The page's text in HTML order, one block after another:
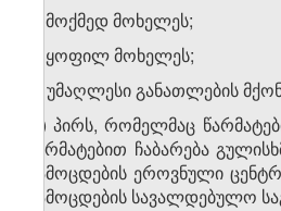
ა) მოქმედ მოხელეს;
ბ) ყოფილ მოხელეს;
გ) უმაღლესი განათლების
დ) პირს, რომელმაც
წარმატებით ჩაბარება
გამოცდების ეროვნული
გამოცდების სავალდებულო